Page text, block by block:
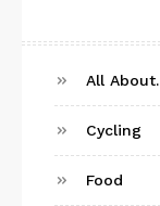
All
Cycling
Food